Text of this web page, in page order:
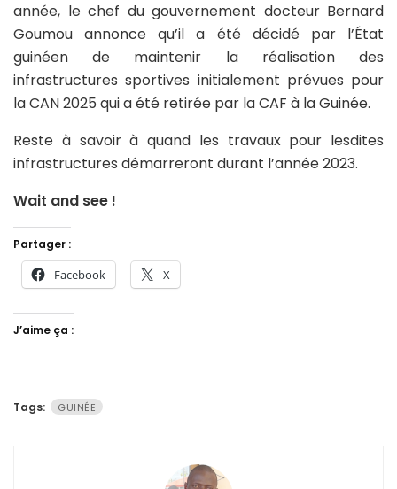
année, le chef du gouvernement docteur Bernard
Goumou annonce qu’il a été décidé par l’État
guinéen de maintenir la réalisation des
infrastructures sportives initialement prévues pour
la CAN 2025 qui a été retirée par la CAF à la Guinée.
Reste à savoir à quand les travaux pour lesdites
infrastructures démarreront durant l’année 2023.
Wait and see !
Partager :
Facebook X
J’aime ça :
Tags: GUINÉE